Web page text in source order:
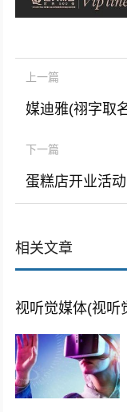
上一篇
媒迪雅(祤字取
下一篇
相关文章
视听觉媒体(视听